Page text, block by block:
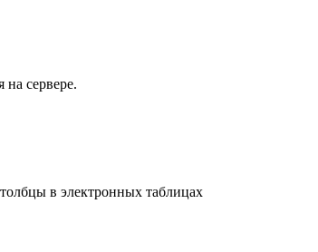
на сервере.
в электронных таблицах